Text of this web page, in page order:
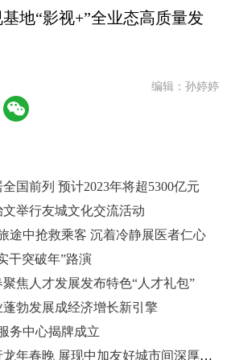
地“影视+”全业态高质量发
编辑：孙婷婷
国前列 预计2023年将超5300亿元
举行友城文化交流活动
途中抢救乘客 沉着冷静展医者仁心
干突破年”路演
焦人才发展发布特色“人才礼包”
勃发展成经济增长新引擎
务中心揭牌成立
加拿大列治文华人举行龙年春晚 展现中加友好城市间深厚友谊